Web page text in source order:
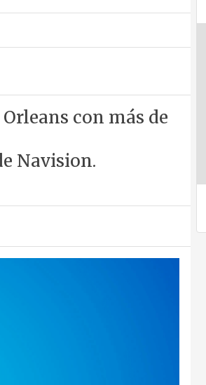
con más de
Navision.